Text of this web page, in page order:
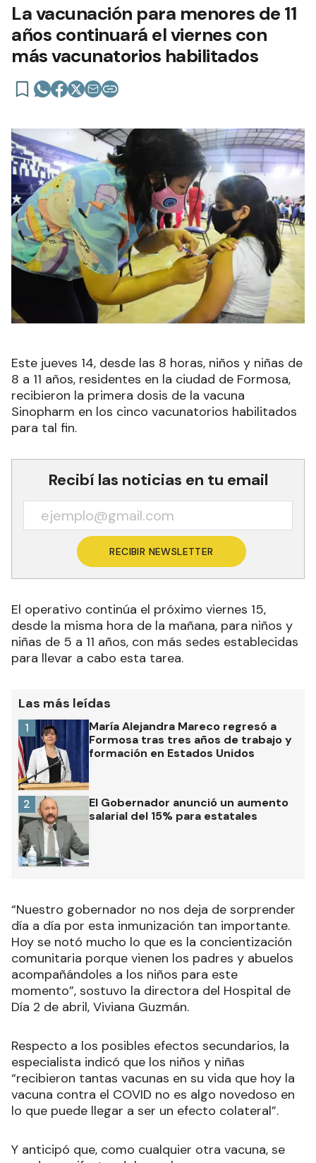
La vacunación para menores de 11
años continuará el viernes con
más vacunatorios habilitados
Este jueves 14, desde las 8 horas, niños y niñas de
8 a 11 años, residentes en la ciudad de Formosa,
recibieron la primera dosis de la vacuna
Sinopharm en los cinco vacunatorios habilitados
para tal fin.
Recibí las noticias en tu email
RECIBIR NEWSLETTER
El operativo continúa el próximo viernes 15,
desde la misma hora de la mañana, para niños y
niñas de 5 a 11 años, con más sedes establecidas
para llevar a cabo esta tarea.
Las más leídas
María Alejandra Mareco regresó a
Formosa tras tres años de trabajo y
formación en Estados Unidos
1
El Gobernador anunció un aumento
salarial del 15% para estatales
2
“Nuestro gobernador no nos deja de sorprender
día a día por esta inmunización tan importante.
Hoy se notó mucho lo que es la concientización
comunitaria porque vienen los padres y abuelos
acompañándoles a los niños para este
momento”, sostuvo la directora del Hospital de
Día 2 de abril, Viviana Guzmán.
Respecto a los posibles efectos secundarios, la
especialista indicó que los niños y niñas
“recibieron tantas vacunas en su vida que hoy la
vacuna contra el COVID no es algo novedoso en
lo que puede llegar a ser un efecto colateral”.
Y anticipó que, como cualquier otra vacuna, se